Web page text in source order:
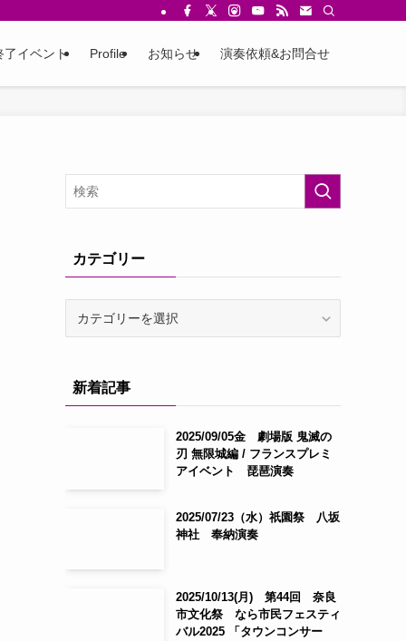
了イベント Profile お知らせ 演奏依頼&お問合せ
カテゴリー
ー新着記事
2025/09/05金 劇場版 鬼滅の
刃 無限城編 / フランスプレミ
アイベント 琵琶演奏
2025/07/23（水）祇園祭 八坂
神社 奉納演奏
2025/10/13(月) 第44回 奈良
市文化祭 なら市民フェスティ
バル2025 「タウンコンサー